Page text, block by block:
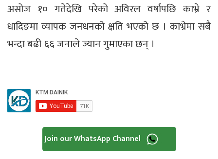
असोज १० गतेदेखि परेको अविरल वर्षापछि काभ्रे र
धादिङमा व्यापक जनधनको क्षति भएको छ । काभ्रेमा सबै
भन्दा बढी ६६ जनाले ज्यान गुमाएका छन् ।
Join our WhatsApp Channel